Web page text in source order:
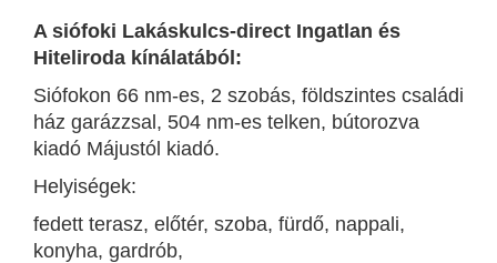
A siófoki Lakáskulcs-direct Ingatlan és
Hiteliroda kínálatából:
Siófokon 66 nm-es, 2 szobás, földszintes családi
ház garázzsal, 504 nm-es telken, bútorozva
kiadó Májustól kiadó.
Helyiségek:
fedett terasz, előtér, szoba, fürdő, nappali,
konyha, gardrób,